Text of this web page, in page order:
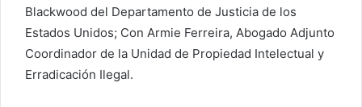
Blackwood del Departamento de Justicia de los
Estados Unidos; Con Armie Ferreira, Abogado Adjunto
Coordinador de la Unidad de Propiedad Intelectual y
Erradicación Ilegal.